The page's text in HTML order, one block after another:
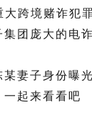
大跨境赌诈犯
集团 庞大的电
某妻子身份曝
起来看看吧